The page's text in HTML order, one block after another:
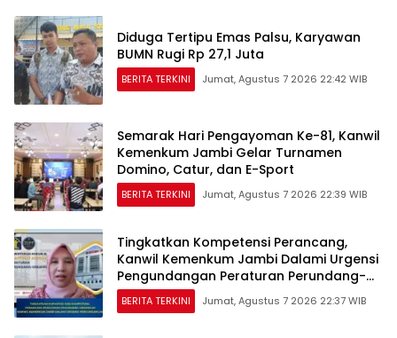
Diduga Tertipu Emas Palsu, Karyawan
BUMN Rugi Rp 27,1 Juta
BERITA TERKINI Jumat, Agustus 7 2026 22:42 WIB
Semarak Hari Pengayoman Ke-81, Kanwil
Kemenkum Jambi Gelar Turnamen
Domino, Catur, dan E-Sport
BERITA TERKINI Jumat, Agustus 7 2026 22:39 WIB
Tingkatkan Kompetensi Perancang,
Kanwil Kemenkum Jambi Dalami Urgensi
Pengundangan Peraturan Perundang-
undangan
BERITA TERKINI Jumat, Agustus 7 2026 22:37 WIB